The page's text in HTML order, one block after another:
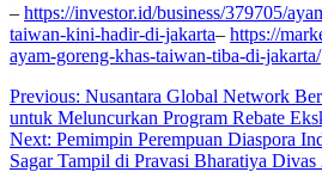
– https://investor.id/business/379705/
taiwan-kini-hadir-di-jakarta– https://
ayam-goreng-khas-taiwan-tiba-di-jakarta/
Post
navigation
Previous: Nusantara Global Network
untuk Meluncurkan Program Rebate
Next: Pemimpin Perempuan Diaspora
Sagar Tampil di Pravasi Bharatiya Divas